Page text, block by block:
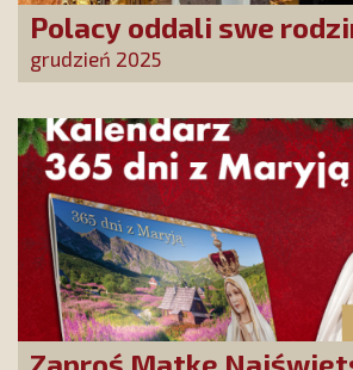
Polacy oddali swe
opiekę Najświętszej
grudzień 2025